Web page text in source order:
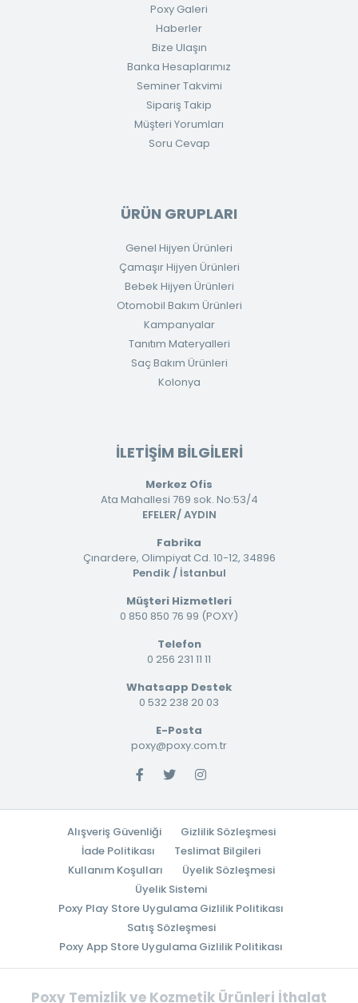
Poxy Galeri
Haberler
Bize Ulaşın
Banka Hesaplarımız
Seminer Takvimi
Sipariş Takip
Müşteri Yorumları
Soru Cevap
ÜRÜN GRUPLARI
Genel Hijyen Ürünleri
Çamaşır Hijyen Ürünleri
Bebek Hijyen Ürünleri
Otomobil Bakım Ürünleri
Kampanyalar
Tanıtım Materyalleri
Saç Bakım Ürünleri
Kolonya
İLETİŞİM BİLGİLERİ
Merkez Ofis
Ata Mahallesi 769 sok. No:53/4
EFELER/ AYDIN
Fabrika
Çınardere, Olimpiyat Cd. 10-12, 34896
Pendik / İstanbul
Müşteri Hizmetleri
0 850 850 76 99 (POXY)
Telefon
0 256 231 11 11
Whatsapp Destek
0 532 238 20 03
E-Posta
poxy@poxy.com.tr
Alışveriş Güvenliği
Gizlilik Sözleşmesi
İade Politikası
Teslimat Bilgileri
Kullanım Koşulları
Üyelik Sözleşmesi
Üyelik Sistemi
Poxy Play Store Uygulama Gizlilik Politikası
Satış Sözleşmesi
Poxy App Store Uygulama Gizlilik Politikası
Poxy Temizlik ve Kozmetik Ürünleri İthalat